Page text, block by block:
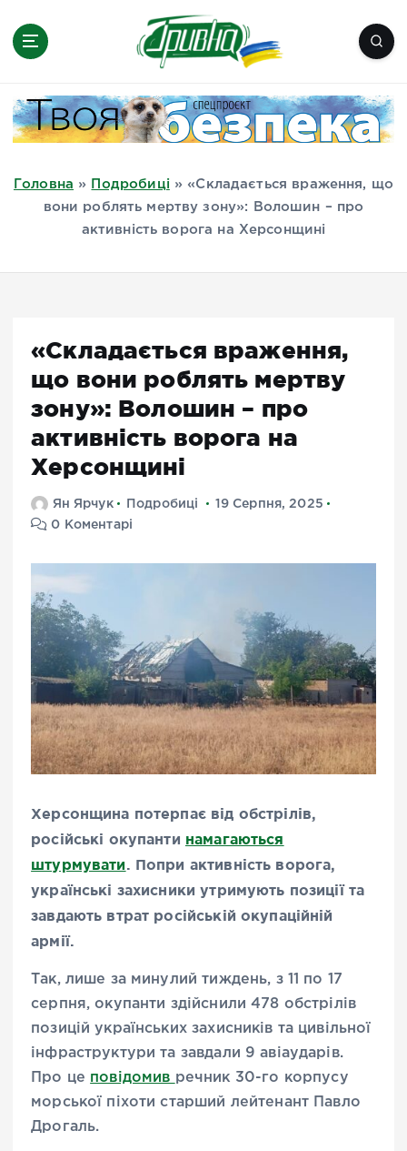
Миколаїв, Одеса, Мелітополь
Головна » Подробиці » «Складається враження, що
вони роблять мертву зону»: Волошин – про
активність ворога на Херсонщині
«Складається враження,
що вони роблять мертву
зону»: Волошин – про
активність ворога на
Херсонщині
Ян Ярчук Подробиці
19 Серпня, 2025
0 Коментарі
Херсонщина потерпає від обстрілів,
російські окупанти намагаються
штурмувати. Попри активність ворога,
українські захисники утримують позиції та
завдають втрат російській окупаційній
армії.
Так, лише за минулий тиждень, з 11 по 17
серпня, окупанти здійснили 478 обстрілів
позицій українських захисників та цивільної
інфраструктури та завдали 9 авіаударів.
Про це повідомив речник 30-го корпусу
морської піхоти старший лейтенант Павло
Дрогаль.